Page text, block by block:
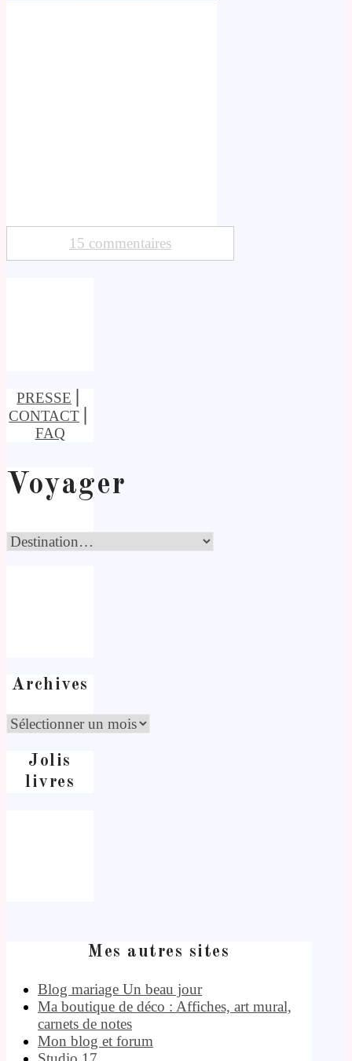
15 commentaires
PRESSE
CONTACT
FAQ
Voyager
Archives
Jolis
livres
Mes autres sites
Blog mariage Un beau jour
Ma boutique de déco : Affiches, art mural,
carnets de notes
Mon blog et forum